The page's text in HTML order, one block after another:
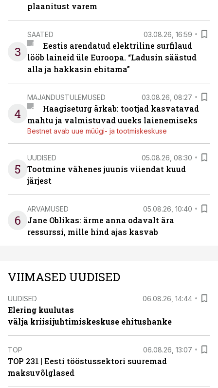
plaanitust varem
3
SAATED 03.08.26, 16:59
Eestis arendatud elektriline surfilaud
lööb laineid üle Euroopa. “Ladusin säästud
alla ja hakkasin ehitama”
4
MAJANDUSTULEMUSED 03.08.26, 08:27
Haagiseturg ärkab: tootjad kasvatavad
mahtu ja valmistuvad uueks laienemiseks
Bestnet avab uue müügi- ja tootmiskeskuse
5
UUDISED 05.08.26, 08:30
Tootmine vähenes juunis viiendat kuud
järjest
6
ARVAMUSED 05.08.26, 10:40
Jane Oblikas: ärme anna odavalt ära
ressurssi, mille hind ajas kasvab
VIIMASED UUDISED
UUDISED 06.08.26, 14:44
Elering kuulutas
välja kriisijuhtimiskeskuse ehitushanke
TOP 06.08.26, 13:07
TOP 231 | Eesti tööstussektori suuremad
maksuvõlglased